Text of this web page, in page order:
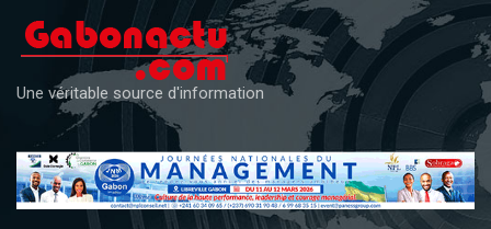
content
Une véritable source d'information